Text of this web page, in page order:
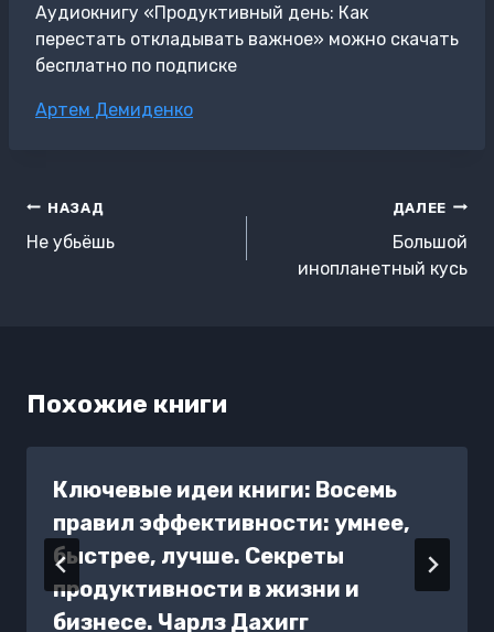
Аудиокнигу «Продуктивный день: Как
перестать откладывать важное» можно скачать
бесплатно по подписке
Метки
Артем Демиденко
Навигация
по
НАЗАД
Не убьёшь
ДАЛЕЕ
Большой
инопланетный кусь
Похожие книги
Ключевые идеи книги: Восемь
правил эффективности: умнее,
быстрее, лучше. Секреты
продуктивности в жизни и
бизнесе. Чарлз Дахигг